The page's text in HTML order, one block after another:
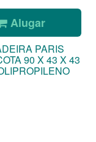
Alugar